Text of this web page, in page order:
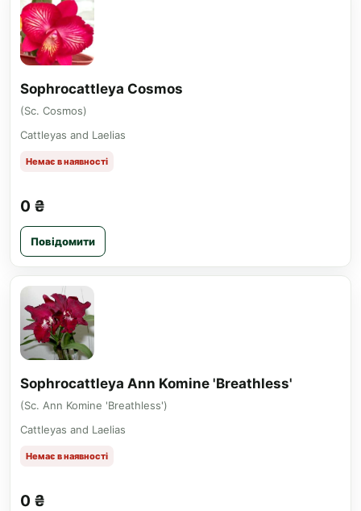
Sophrocattleya Cosmos
(Sc. Cosmos)
Cattleyas and Laelias
Немає в наявності
0 ₴
Повідомити
Sophrocattleya Ann Komine 'Breathless'
(Sc. Ann Komine 'Breathless')
Cattleyas and Laelias
Немає в наявності
0 ₴